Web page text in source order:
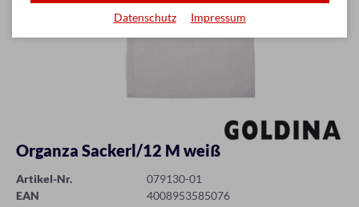
Organza Sackerl/12 M weiß
Artikel-Nr.
079130-01
EAN
4008953585076
Datenschutz Impressum